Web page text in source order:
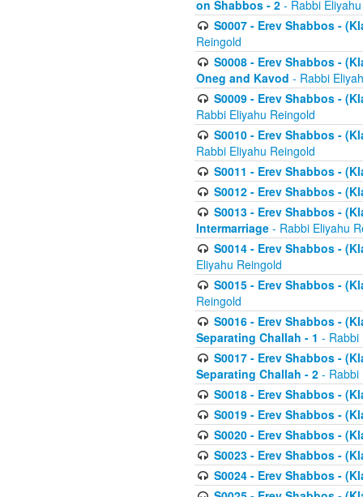
on Shabbos - 2 - Rabbi
S0007 - Erev Shabbos -
Reingold
S0008 - Erev Shabbos -
Oneg and Kavod - Rabbi
S0009 - Erev Shabbos -
Rabbi Eliyahu Reingold
S0010 - Erev Shabbos -
Rabbi Eliyahu Reingold
S0011 - Erev Shabbos -
S0012 - Erev Shabbos -
S0013 - Erev Shabbos -
Intermarriage - Rabbi Eliyahu
S0014 - Erev Shabbos -
Eliyahu Reingold
S0015 - Erev Shabbos -
Reingold
S0016 - Erev Shabbos -
Separating Challah - 1 - Rabbi
S0017 - Erev Shabbos -
Separating Challah - 2 - Rabbi
S0018 - Erev Shabbos -
S0019 - Erev Shabbos -
S0020 - Erev Shabbos -
S0023 - Erev Shabbos -
S0024 - Erev Shabbos -